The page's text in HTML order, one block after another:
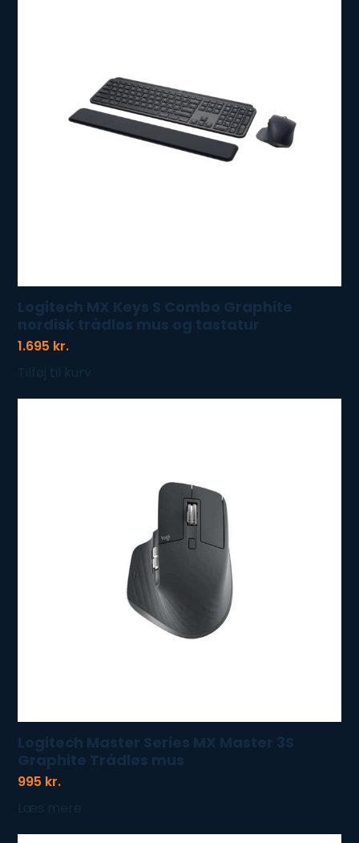
Logitech MX Keys S Combo Graphite
nordisk trådløs mus og tastatur
1.695 kr.
Tilføj til kurv
Logitech Master Series MX Master 3S
Graphite Trådløs mus
995 kr.
Læs mere